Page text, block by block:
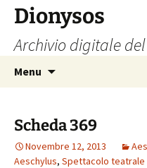
contenuto
Dionysos
Archivio digitale
Menu
Scheda 369
Novembre 12, 2013
Aeschylus, Spettacolo teatrale